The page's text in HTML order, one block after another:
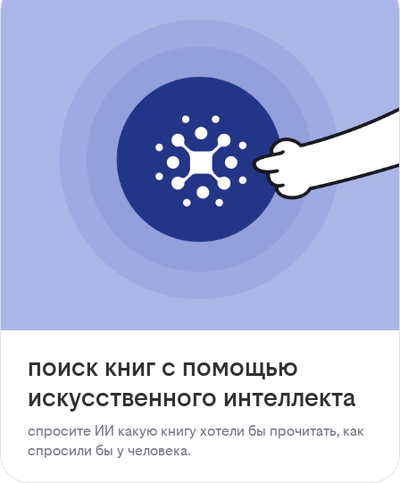
поиск книг с помощью
искусственного интеллекта
спросите ИИ какую книгу хотели бы прочитать, как
спросили бы у человека.